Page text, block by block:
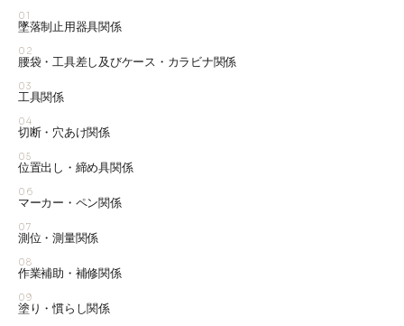
01
墜落制止用器具関係
02
腰袋・工具差し及びケース・カラビナ関係
03
工具関係
04
切断・穴あけ関係
05
位置出し・締め具関係
06
マーカー・ペン関係
07
測位・測量関係
08
作業補助・補修関係
09
塗り・慣らし関係